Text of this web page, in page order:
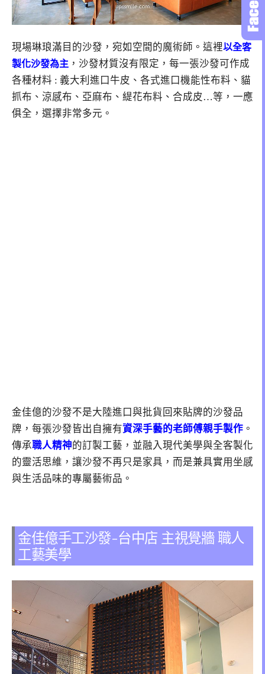
現場琳琅滿目的沙發，宛如空間的魔術師。這裡以全客
製化沙發為主 ，沙發材質沒有限定，每一張沙發可作成
各種材料 : 義大利進口牛皮、各式進口機能性布料、貓
抓布、涼感布、亞麻布、緹花布料、合成皮…等，一應
俱全，選擇非常多元。
金佳億的沙發不是大陸進口與批貨回來貼牌的沙發品
牌，每張沙發皆出自擁有資深手藝的老師傅親手製作 。
傳承職人精神的訂製工藝，並融入現代美學與全客製化
的靈活思維，讓沙發不再只是家具，而是兼具實用坐感
與生活品味的專屬藝術品。
金佳億手工沙發-台中店 主視覺牆 職人
工藝美學